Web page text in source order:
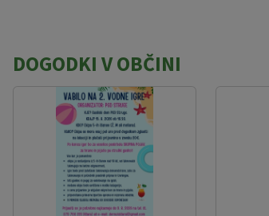
DOGODKI V OBČINI